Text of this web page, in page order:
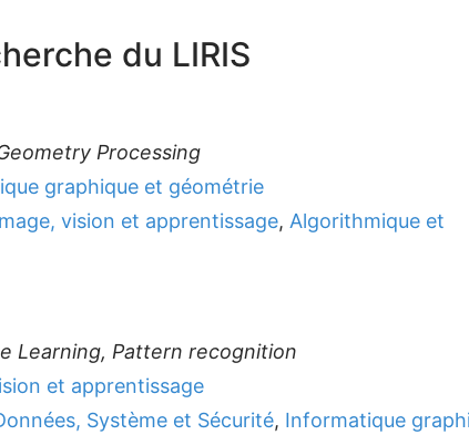
du LIRIS
Processing
graphique et géométrie
vision et apprentissage, Algorithmique et
Learning, Pattern recognition
et apprentissage
Système et Sécurité, Informatique